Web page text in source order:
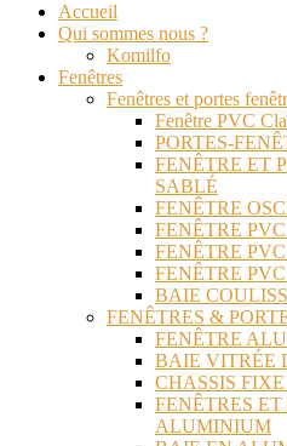
Accueil
Qui sommes nous ?
Komilfo
Fenêtres
Fenêtres et portes
Fenêtre PVC
PORTES-
FENÊTRE ET
SABLÉ
FENÊTRE
FENÊTRE
FENÊTRE
FENÊTRE
BAIE
FENÊTRES &
FENÊTRE
BAIE VITRÉE
CHASSIS
FENÊTRES
ALUMINIUM